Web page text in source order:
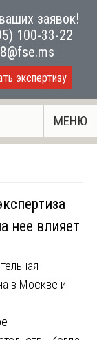
заявок!
100-33-22
экспертизу
МЕНЮ
нее влияет